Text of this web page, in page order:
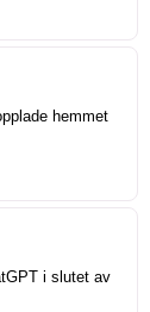
hemmet
i slutet av